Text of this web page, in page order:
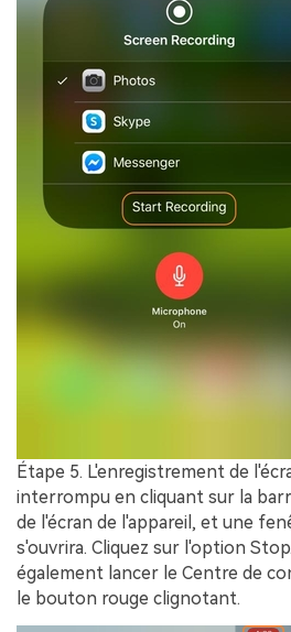
Étape 5. L'enregistrement de
interrompu en cliquant sur la
de l'écran de l'appareil, et une
s'ouvrira. Cliquez sur l'option Stop
également lancer le Centre de
le bouton rouge clignotant.